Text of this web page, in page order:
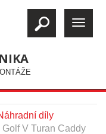
díly
Golf V Turan Caddy